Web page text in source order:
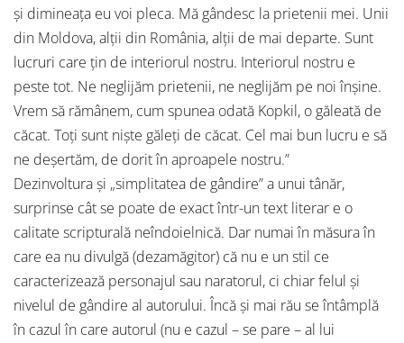
şi dimineaţa eu voi pleca. Mă gândesc la prietenii mei. Unii
din Moldova, alţii din România, alţii de mai departe. Sunt
lucruri care ţin de interiorul nostru. Interiorul nostru e
peste tot. Ne neglijăm prietenii, ne neglijăm pe noi înşine.
Vrem să rămânem, cum spunea odată Kopkil, o găleată de
căcat. Toţi sunt nişte găleţi de căcat. Cel mai bun lucru e să
ne deşertăm, de dorit în aproapele nostru.”
Dezinvoltura şi „simplitatea de gândire” a unui tânăr,
surprinse cât se poate de exact într-un text literar e o
calitate scripturală neîndoielnică. Dar numai în măsura în
care ea nu divulgă (dezamăgitor) că nu e un stil ce
caracterizează personajul sau naratorul, ci chiar felul şi
nivelul de gândire al autorului. Încă şi mai rău se întâmplă
în cazul în care autorul (nu e cazul – se pare – al lui